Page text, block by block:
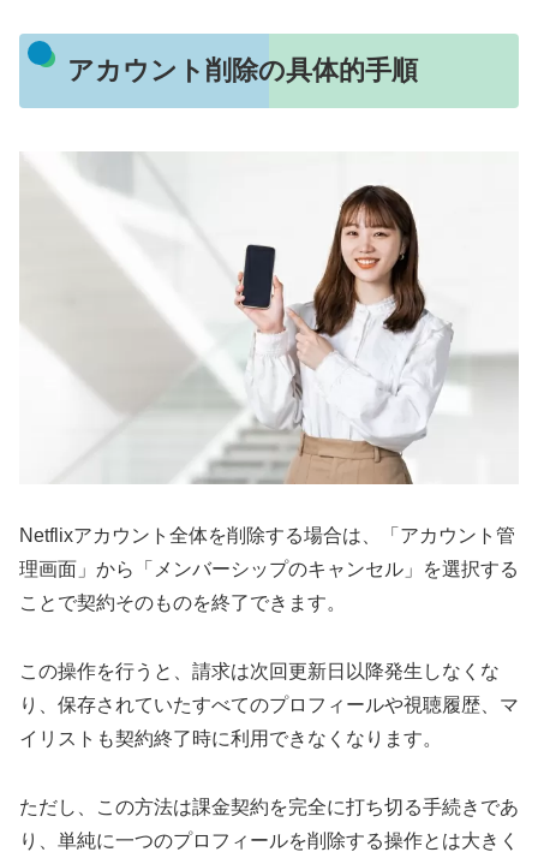
アカウント削除の具体的手順
Netflixアカウント全体を削除する場合は、「アカウント管
理画面」から「メンバーシップのキャンセル」を選択する
ことで契約そのものを終了できます。
この操作を行うと、請求は次回更新日以降発生しなくな
り、保存されていたすべてのプロフィールや視聴履歴、マ
イリストも契約終了時に利用できなくなります。
ただし、この方法は課金契約を完全に打ち切る手続きであ
り、単純に一つのプロフィールを削除する操作とは大きく